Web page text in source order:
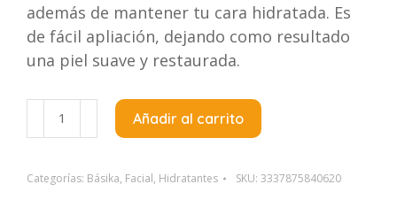
además de mantener tu cara hidratada. Es
de fácil apliación, dejando como resultado
una piel suave y restaurada.
Cerave
Hidratante
Spf30
Añadir al carrito
Categorías: Básika, Facial, Hidratantes SKU: 3337875840620